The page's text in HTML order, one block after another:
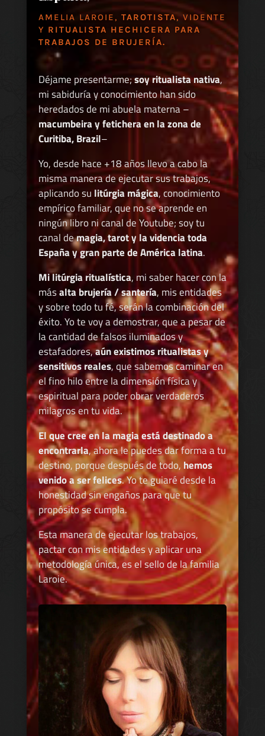
AMELIA LAROIE, TAROTISTA, VIDENTE
Y RITUALISTA HECHICERA PARA
TRABAJOS DE BRUJERÍA.
Déjame presentarme;soy ritualista nativa,
mi sabiduría y conocimiento han sido
heredados de mi abuela materna –
macumbeira y fetichera en la zona de
Curitiba, Brazil–
Yo, desde hace +18 años llevo a cabo la
misma manera de ejecutar sus trabajos,
aplicando su litúrgia mágica, conocimiento
empírico familiar, que no se aprende en
ningún libro ni canal de Youtube; soy tu
canal demagia, tarot y la videncia toda
España y gran parte de América latina.
Mi litúrgia ritualística, mi saber hacer con la
másalta brujería / santería, mis entidades
y sobre todo tu fé, serán la combinación del
éxito. Yo te voy a demostrar, que a pesar de
la cantidad de falsos iluminados y
estafadores,aún existimos ritualistas y
sensitivos reales, que sabemos caminar en
el fino hilo entre la dimensión física y
espiritual para poder obrar verdaderos
milagros en tu vida.
El que cree en la magia está destinado a
encontrarla, ahora le puedes dar forma a tu
destino, porque después de todo, hemos
venido a ser felices. Yo te guiaré desde la
honestidad sin engaños para que tu
propósito se cumpla.
Esta manera de ejecutar los trabajos,
pactar con mis entidades y aplicar una
metodología única, es el sello de la familia
Laroie.